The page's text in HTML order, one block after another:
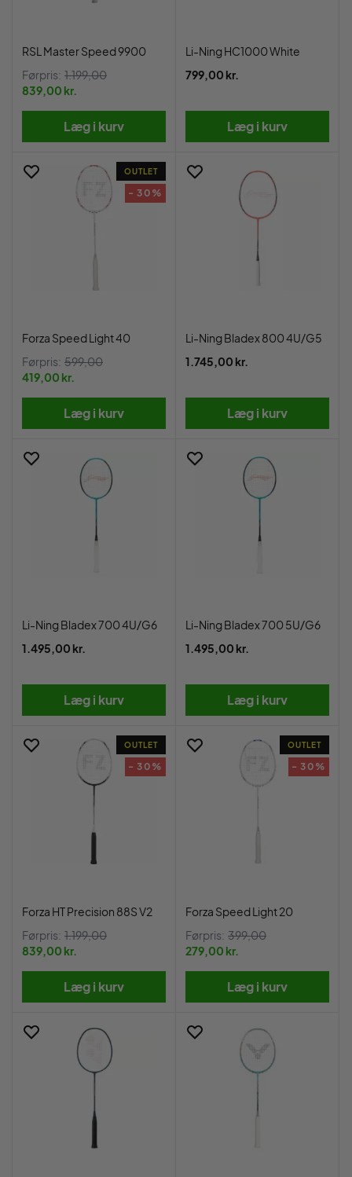
RSL Master Speed 9900
Førpris: 1.199,00
839,00 kr.
Læg i kurv
Li-Ning HC1000 White
799,00 kr.
Læg i kurv
OUTLET
- 30%
Forza Speed Light 40
Førpris: 599,00
419,00 kr.
Læg i kurv
Li-Ning Bladex 800 4U/G5
1.745,00 kr.
Læg i kurv
Li-Ning Bladex 700 4U/G6
1.495,00 kr.
Læg i kurv
Li-Ning Bladex 700 5U/G6
1.495,00 kr.
Læg i kurv
OUTLET
- 30%
Forza HT Precision 88S V2
Førpris: 1.199,00
839,00 kr.
Læg i kurv
OUTLET
- 30%
Forza Speed Light 20
Førpris: 399,00
279,00 kr.
Læg i kurv